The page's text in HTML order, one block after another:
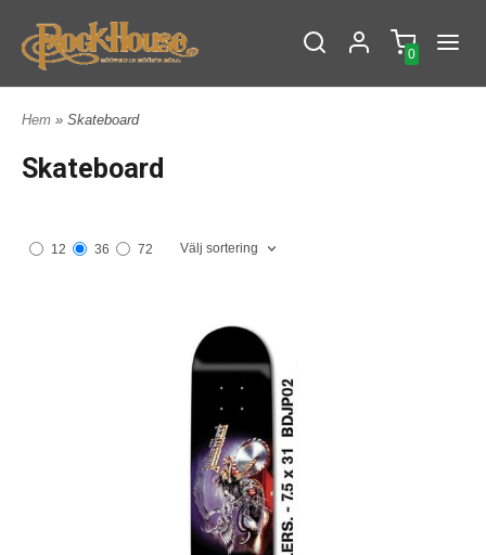
0
Hem » Skateboard
Skateboard
12 36 72 Välj sortering